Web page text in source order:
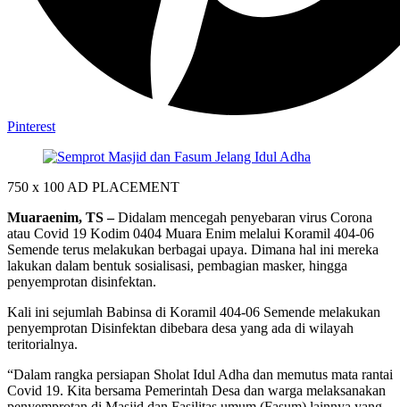
Pinterest
750 x 100 AD PLACEMENT
Muaraenim, TS –Didalam mencegah penyebaran virus Corona
atau Covid 19 Kodim 0404 Muara Enim melalui Koramil 404-06
Semende terus melakukan berbagai upaya. Dimana hal ini mereka
lakukan dalam bentuk sosialisasi, pembagian masker, hingga
penyemprotan disinfektan.
Kali ini sejumlah Babinsa di Koramil 404-06 Semende melakukan
penyemprotan Disinfektan dibebara desa yang ada di wilayah
teritorialnya.
“Dalam rangka persiapan Sholat Idul Adha dan memutus mata rantai
Covid 19. Kita bersama Pemerintah Desa dan warga melaksanakan